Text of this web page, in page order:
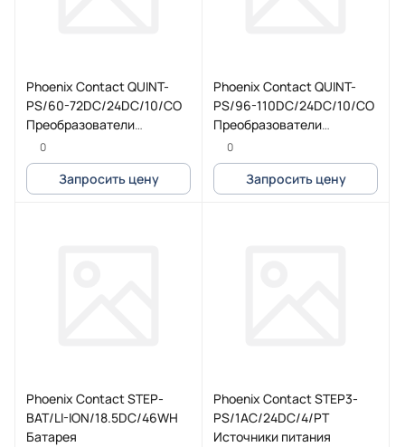
Phoenix Contact QUINT-
PS/60-72DC/24DC/10/CO
Преобразователи
постоянного тока, с
защитной лакировкой
0
Запросить цену
Phoenix Contact QUINT-
PS/96-110DC/24DC/10/CO
Преобразователи
постоянного тока, с
защитной лакировкой
0
Запросить цену
Phoenix Contact STEP-
BAT/LI-ION/18.5DC/46WH
Батарея
Phoenix Contact STEP3-
PS/1AC/24DC/4/PT
Источники питания